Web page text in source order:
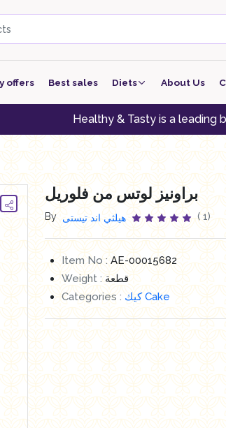
offers Best sales Diets
low carb
low protein
Vegan
vegeterian
About Us
Healthy & Tasty is a leading brand
براونيز لوتس من فلوريل
By هيلثي اند تيستى ( 1)
Item No :AE-00015682
Weight :قطعة
Categories :
كيك Cake